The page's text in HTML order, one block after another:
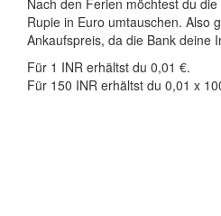
Nach den Ferien möchtest du
Rupie in Euro umtauschen. Also
Ankaufspreis, da die Bank deine
Für 1 INR erhältst du 0,01 €.
Für 150 INR erhältst du 0,01 x